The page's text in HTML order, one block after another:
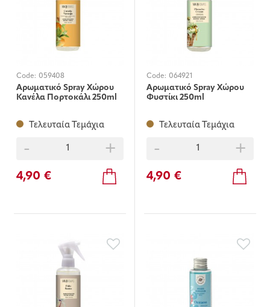
Code: 059408
Αρωματικό Spray Χώρου
Κανέλα Πορτοκάλι 250ml
Τελευταία Τεμάχια
- +
4,90 €
Code: 064921
Αρωματικό Spray Χώρου
Φυστίκι 250ml
Τελευταία Τεμάχια
- +
4,90 €